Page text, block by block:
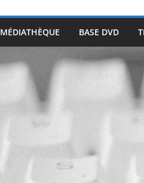
MÉDIATHÈQUE BASE DVD